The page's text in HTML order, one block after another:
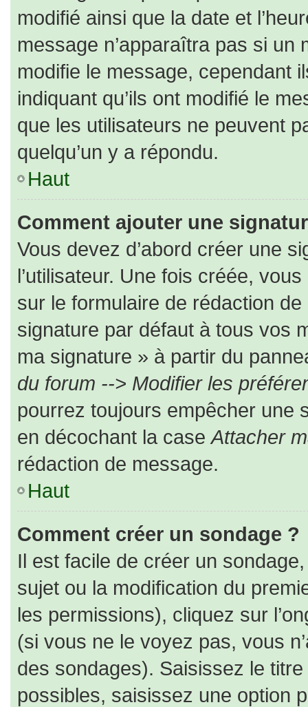
modifié ainsi que la date et
message n’apparaîtra pas si
modifie le message, cependant
indiquant qu’ils ont modifié le
que les utilisateurs ne peuvent
quelqu’un y a répondu.
Haut
Comment ajouter une
Vous devez d’abord créer une
l’utilisateur. Une fois créée,
sur le formulaire de rédaction
signature par défaut à tous vos
ma signature » à partir du
du forum --> Modifier les
pourrez toujours empêcher une
en décochant la caseAttacher
rédaction de message.
Haut
Comment créer un sondage ?
Il est facile de créer un
sujet ou la modification du
les permissions), cliquez sur
(si vous ne le voyez pas, vous
des sondages). Saisissez le
possibles, saisissez une option